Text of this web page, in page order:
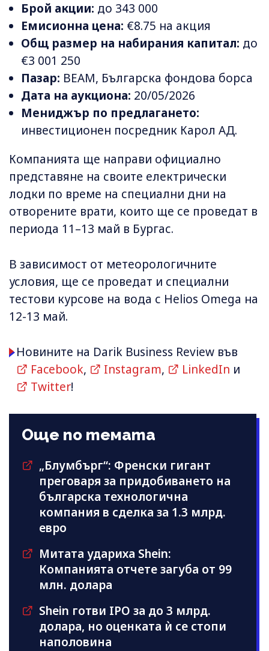
Брой акции: до 343 000
Емисионна цена: €8.75 на акция
Общ размер на набирания капитал: до
€3 001 250
Пазар: BEAM, Българска фондова борса
Дата на аукциона: 20/05/2026
Мениджър по предлагането:
инвестиционен посредник Карол АД.
Компанията ще направи официално
представяне на своите електрически
лодки по време на специални дни на
отворените врати, които ще се проведат в
периода 11–13 май в Бургас.
В зависимост от метеорологичните
условия, ще се проведат и специални
тестови курсове на вода с Helios Omega на
12-13 май.
Новините на Darik Business Review във
Facebook, Instagram, LinkedIn и
Twitter!
Още по темата
„Блумбърг“: Френски гигант
преговаря за придобиването на
българска технологична
компания в сделка за 1.3 млрд.
евро
Митата удариха Shein:
Компанията отчете загуба от 99
млн. долара
Shein готви IPO за до 3 млрд.
долара, но оценката ѝ се стопи
наполовина